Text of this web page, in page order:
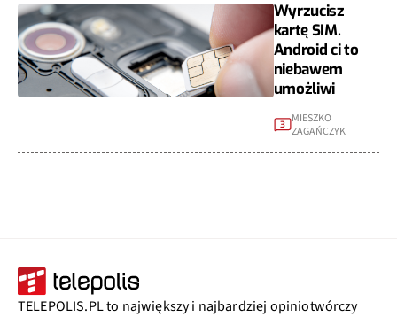
Wyrzucisz
kartę SIM.
Android ci to
niebawem
umożliwi
3 MIESZKO
ZAGAŃCZYK
TELEPOLIS.PL to największy i najbardziej opiniotwórczy